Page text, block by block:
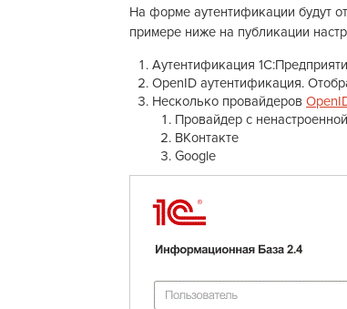
На форме аутентификации будут
примере ниже на публикации
Аутентификация
OpenID аутентификация.
Несколько провайдеров
Провайдер с
ВКонтакте
Google